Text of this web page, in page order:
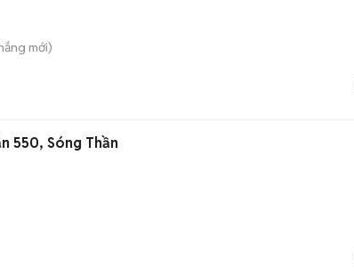
mới)
550, Sóng Thần